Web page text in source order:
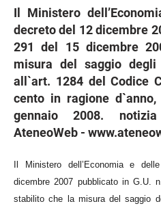
Il Ministero
decreto del 12 dicembre
291 del 15 dicembre
misura del saggio
all`art. 1284 del Codice
cento in ragione
gennaio 2008.
AteneoWeb -
Il Ministero dell’Economia e
dicembre 2007 pubblicato in G.U.
stabilito che la misura del saggio